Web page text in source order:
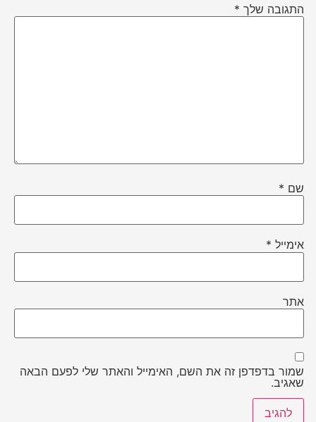
התגובה שלך *
שם *
אימייל *
אתר
שמור בדפדפן זה את השם, האימייל והאתר שלי לפעם הבאה
שאגיב.